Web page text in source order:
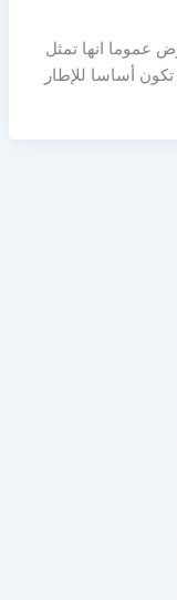
عموما انها تمثل
أساسا للإطار